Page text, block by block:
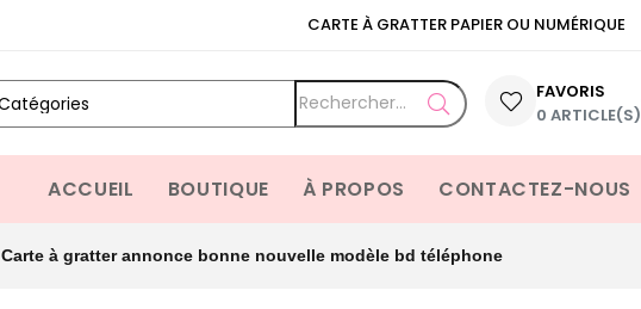
CARTE À GRATTER PAPIER OU NUMÉRIQUE
OPEN SEARCH
FAVORIS
0 ARTICLE(S)
ACCUEIL BOUTIQUE À PROPOS CONTACTEZ-NOUS
Carte à gratter annonce bonne nouvelle modèle bd téléphone